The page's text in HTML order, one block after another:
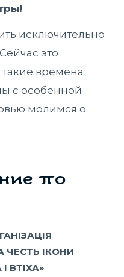
исключительно
это
времена
с особенной
молимся о
по
ІКОНИ
ВТІХА»